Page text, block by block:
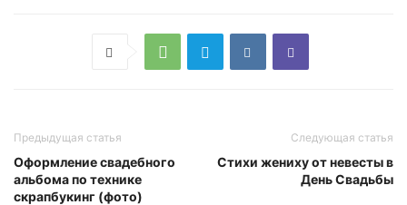
Предыдущая статья
Оформление свадебного
альбома по технике
скрапбукинг (фото)
Следующая статья
Стихи жениху от невесты в
День Свадьбы